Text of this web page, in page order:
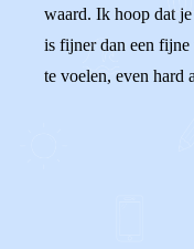
waard. Ik hoop dat
is fijner dan een
te voelen, even hard